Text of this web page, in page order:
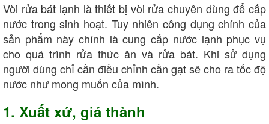
Vòi rửa bát lạnh là thiết bị vòi rửa chuyên dùng để cấp
nước trong sinh hoạt. Tuy nhiên công dụng chính của
sản phẩm này chính là cung cấp nước lạnh phục vụ
cho quá trình rửa thức ăn và rửa bát. Khi sử dụng
người dùng chỉ cần điều chỉnh cần gạt sẽ cho ra tốc độ
nước như mong muốn của mình.
1. Xuất xứ, giá thành